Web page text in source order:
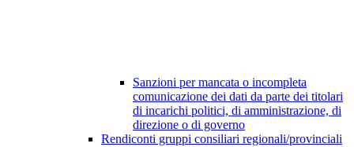
Sanzioni per mancata o incompleta
comunicazione dei dati da parte dei titolari
di incarichi politici, di amministrazione, di
direzione o di governo
Rendiconti gruppi consiliari regionali/provinciali